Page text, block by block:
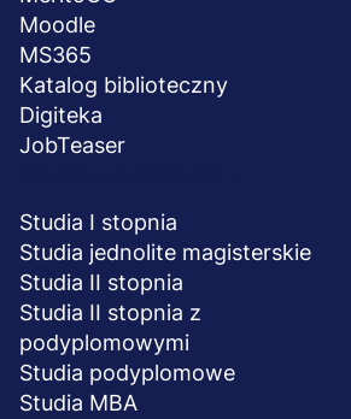
Moodle
MS365
Katalog biblioteczny
Digiteka
JobTeaser
Studia I stopnia
Studia jednolite magisterskie
Studia II stopnia
Studia II stopnia z
podyplomowymi
Studia podyplomowe
Studia MBA